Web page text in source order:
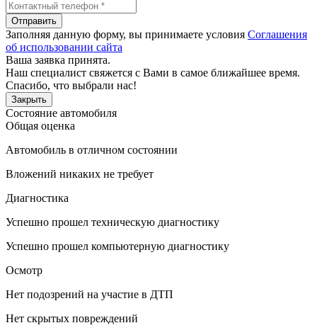
Отправить
Заполняя данную форму, вы принимаете условия Соглашения
об использовании сайта
Ваша заявка принята.
Наш специалист свяжется с Вами в самое ближайшее время.
Спасибо, что выбрали нас!
Закрыть
Состояние автомобиля
Общая оценка
Автомобиль в отличном состоянии
Вложений никаких не требует
Диагностика
Успешно прошел техническую диагностику
Успешно прошел компьютерную диагностику
Осмотр
Нет подозрений на участие в ДТП
Нет скрытых повреждений